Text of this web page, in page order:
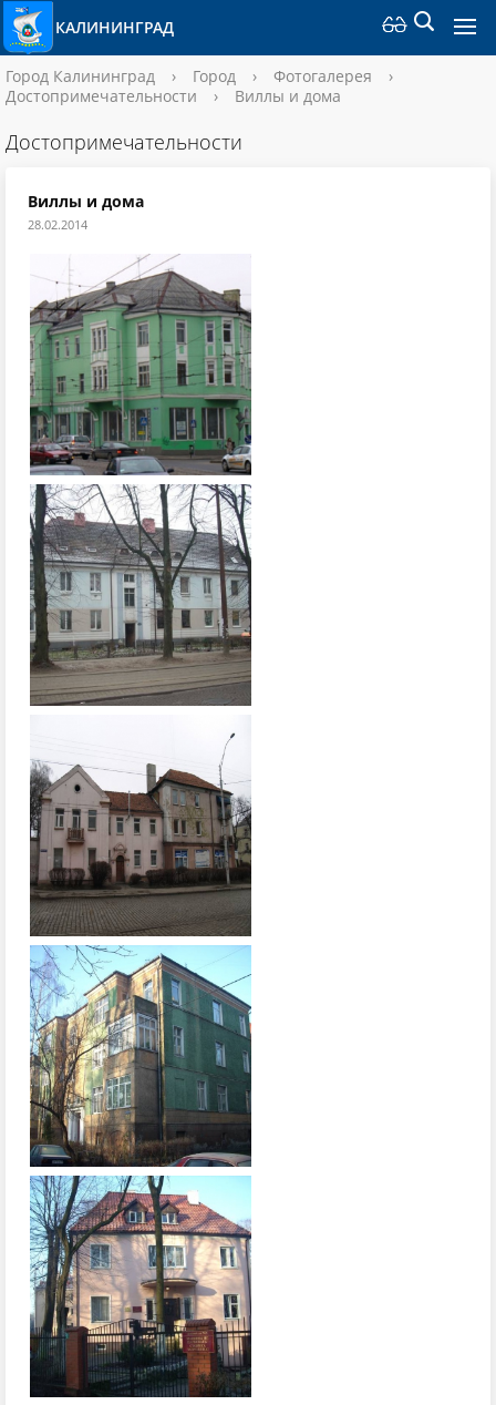
КАЛИНИНГРАД
Город Калининград › Город › Фотогалерея
›
Достопримечательности
› Виллы и дома
Достопримечательности
Виллы и дома
28.02.2014